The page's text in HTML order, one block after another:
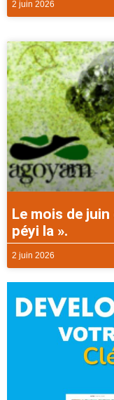
2 juin 2026
Le mois de
péyi la ».
2 juin 2026